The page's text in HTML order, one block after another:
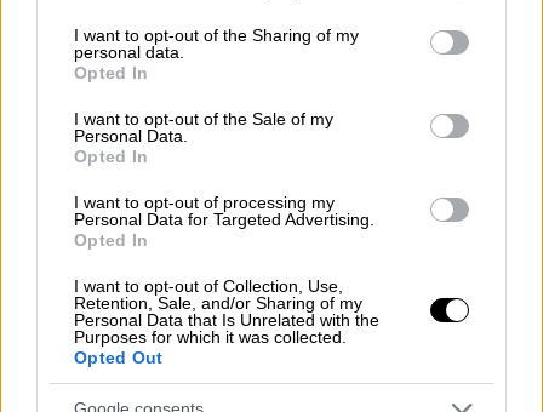
not limited to your visit or usage behaviour. You may click to
grant or deny consent to Google and its third-party tags to
use your data for below specified purposes in below Google
consent section.
I want to opt-out of the Sharing of my
personal data.
Opted In
I want to opt-out of the Sale of my
Personal Data.
Opted In
I want to opt-out of processing my
Personal Data for Targeted Advertising.
Opted In
I want to opt-out of Collection, Use,
Retention, Sale, and/or Sharing of my
Personal Data that Is Unrelated with the
Purposes for which it was collected.
Opted Out
χρονικό διάστημα θα αφαιρεθούν μόνο οι
ημέρες που έλαβε επίδομα ασθενείας απ τον
ασφαλιστικό φορέα.
Παράδειγμα
από την εργασία του λόγω ασθένειας 60
μέρες και πήρε επίδομα ασθενείας από το
ασφαλιστικό του ταμείο μόνο για 40 ημέρες,
θα αφαιρεθούν από το χρονικό διάστημα της
εργασιακής σχέσης μόνο οι 40 ημέρες για τις
οποίες επιδοτήθηκε και όχι οι 60.
Πότε καταβάλλεται το Δώρο Πάσχα